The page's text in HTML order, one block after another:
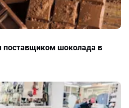
поставщиком шоколада в